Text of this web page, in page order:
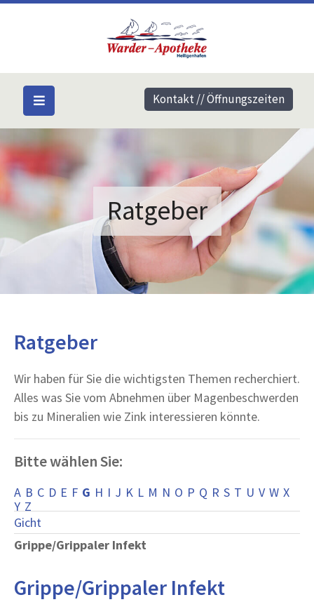
Ratgeber
Ratgeber
Wir haben für Sie die wichtigsten Themen recherchiert.
Alles was Sie vom Abnehmen über Magenbeschwerden
bis zu Mineralien wie Zink interessieren könnte.
Bitte wählen Sie:
A B C D E F G H I J K L M N O P Q R S T U V W X
Y Z
Gicht
Grippe/Grippaler Infekt
Grippe/Grippaler Infekt
Kontakt // Öffnungszeiten